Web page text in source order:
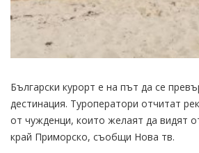
Български курорт е на път да се
дестинация. Туроператори отчитат
от чужденци, които желаят да видят
край Приморско, съобщи Нова тв.